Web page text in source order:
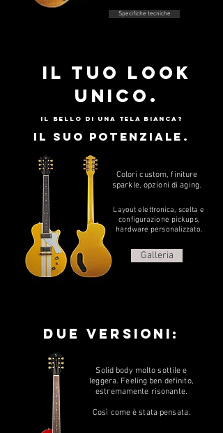
Specifiche tecniche
il tuo look
unico.
Il bello di una tela bianca?
il suo potenziale.
Colori custom, finiture
sparkle, opzioni di aging.
Layout elettronica, scelta e
configurazione pickups,
hardware personalizzato.
Galleria
Solid body molto sottile e
leggera. Feeling ben definito,
estremamente risonante.
Così come è stata pensata.
due versioni: